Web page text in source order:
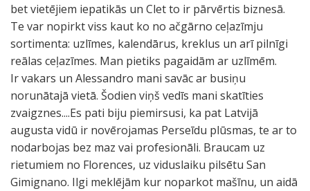
bet vietējiem iepatikās un Clet to ir pārvērtis biznesā.
Te var nopirkt viss kaut ko no ačgārno ceļazīmju
sortimenta: uzlīmes, kalendārus, kreklus un arī pilnīgi
reālas ceļazīmes. Man pietiks pagaidām ar uzlīmēm.
Ir vakars un Alessandro mani savāc ar busiņu
norunātajā vietā. Šodien viņš vedīs mani skatīties
zvaigznes....Es pati biju piemirsusi, ka pat Latvijā
augusta vidū ir novērojamas Perseīdu plūsmas, te ar to
nodarbojas bez maz vai profesionāli. Braucam uz
rietumiem no Florences, uz viduslaiku pilsētu San
Gimignano. Ilgi meklējām kur noparkot mašīnu, un aidā